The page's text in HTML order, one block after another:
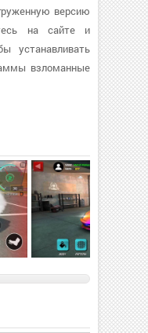
версию
на сайте и
устанавливать
взломанные